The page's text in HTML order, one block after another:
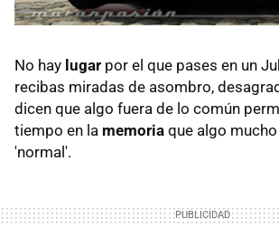
No hay lugar por el que pases en un
recibas miradas de asombro,
dicen que algo fuera de lo común
tiempo en la memoria que algo
'normal'.